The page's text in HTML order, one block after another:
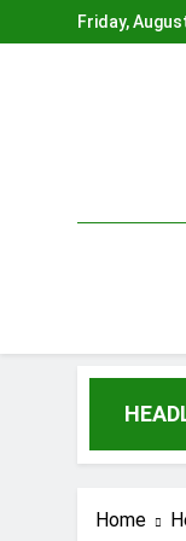
to
Friday,
Tips
Home